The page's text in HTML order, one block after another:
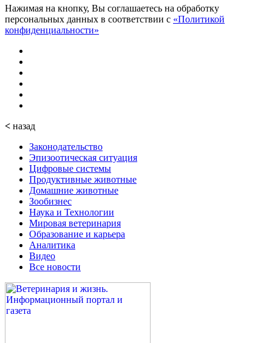
Нажимая на кнопку, Вы соглашаетесь на обработку
персональных данных в соответствии с «Политикой
конфиденциальности»
< назад
Законодательство
Эпизоотическая ситуация
Цифровые системы
Продуктивные животные
Домашние животные
Зообизнес
Наука и Технологии
Мировая ветеринария
Образование и карьера
Аналитика
Видео
Все новости